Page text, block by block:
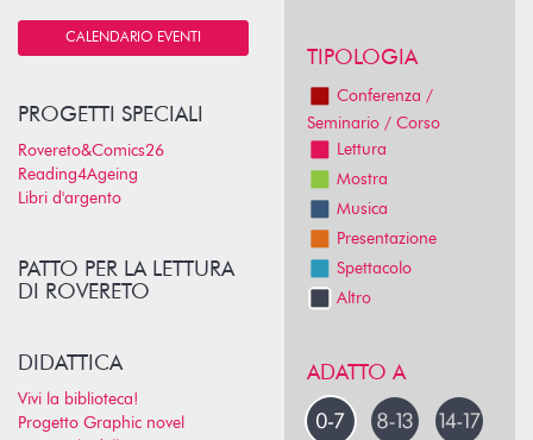
CALENDARIO EVENTI
PROGETTI SPECIALI
Rovereto&Comics26
Reading4Ageing
Libri d'argento
PATTO PER LA LETTURA
DI ROVERETO
DIDATTICA
Vivi la biblioteca!
Progetto Graphic novel
TIPOLOGIA
Conferenza /
Seminario / Corso
Lettura
Mostra
Musica
Presentazione
Spettacolo
Altro
ADATTO A